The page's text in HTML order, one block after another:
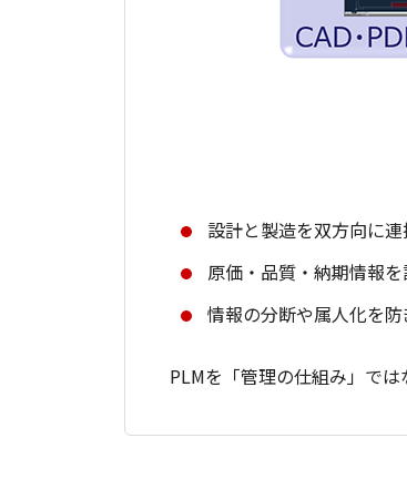
設計と製造を双方向に
原価・品質・納期情報
情報の分断や属人化を
PLMを「管理の仕組み」では